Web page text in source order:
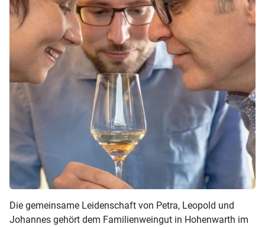
Die gemeinsame Leidenschaft von Petra, Leopold und
Johannes gehört dem Familienweingut in Hohenwarth im